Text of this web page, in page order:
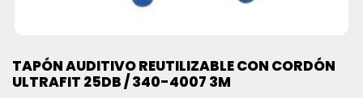
TAPÓN AUDITIVO REUTILIZABLE CON CORDÓN
ULTRAFIT 25DB / 340-4007 3M